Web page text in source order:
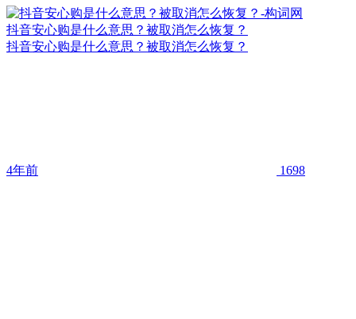
抖音安心购是什么意思？被取消怎么恢复？
抖音安心购是什么意思？被取消怎么恢复？
4年前 1698